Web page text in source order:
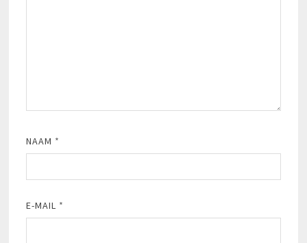
NAAM *
E-MAIL *